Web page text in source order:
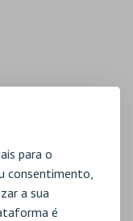
para o
consentimento,
a sua
é